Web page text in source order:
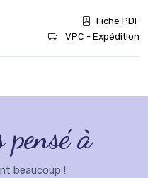
Fiche PDF
VPC - Expédition
à
beaucoup !